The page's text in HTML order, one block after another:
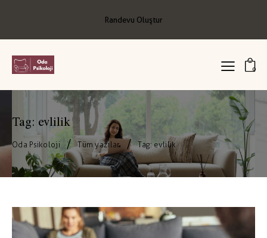
Randevu Oluştur
0
Tag: evlilik
Oda Psikoloji Tüm yazılar Tag: evlilik